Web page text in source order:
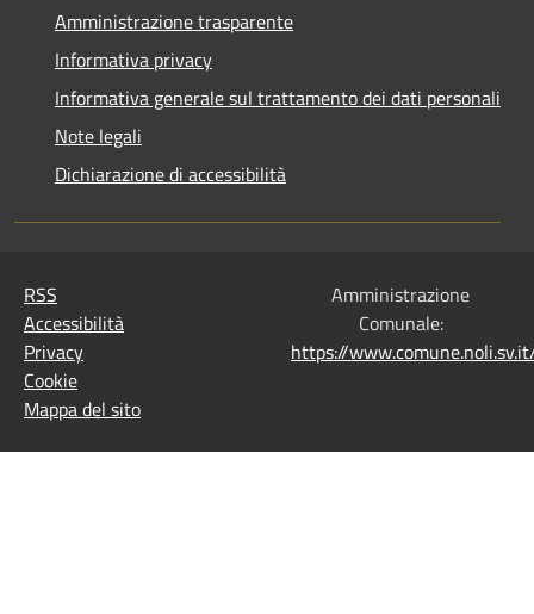
Amministrazione trasparente
Informativa privacy
Informativa generale sul trattamento dei dati personali
Note legali
Dichiarazione di accessibilità
RSS
Accessibilità
Privacy
Cookie
Mappa del sito
Amministrazione
Comunale:
https://